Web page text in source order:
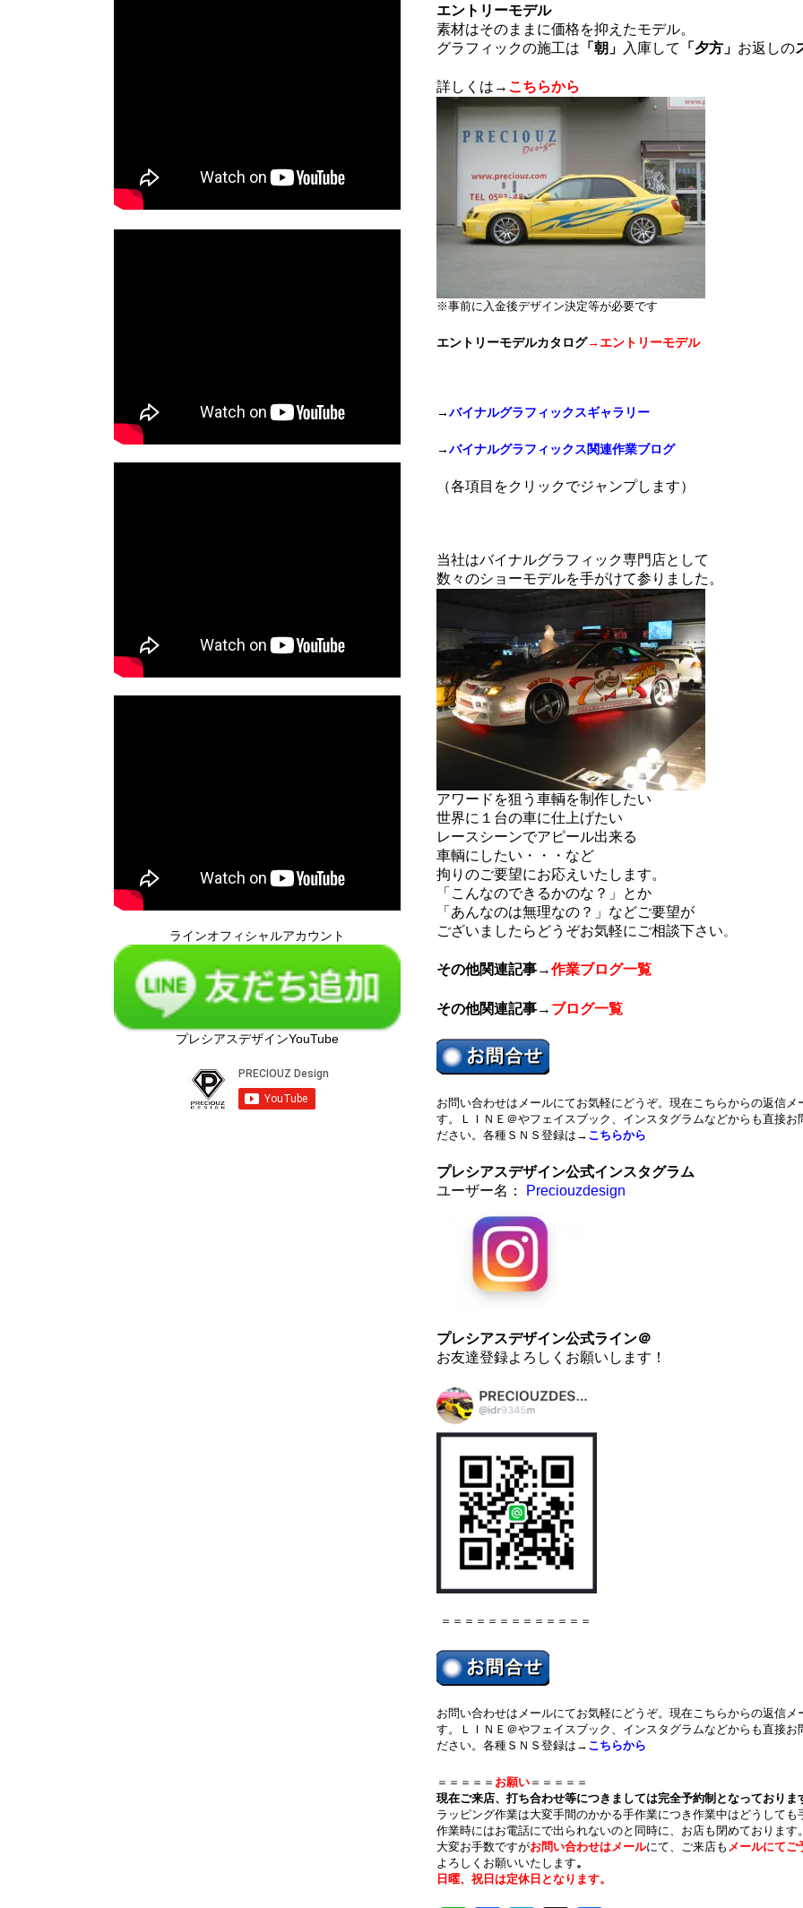
エントリーモデル
素材はそのままに価格を抑えたモデル。
グラフィックの施工は 「朝」 入庫して 「夕方」 お返しの
詳しくは→ こちらから
※事前に入金後デザイン決定等が必要です
エントリーモデルカタログ→ エントリーモデル
→バイナルグラフィックスギャラリー
→バイナルグラフィックス関連作業ブログ
（各項目をクリックでジャンプします）
当社はバイナルグラフィック専門店として
数々のショーモデルを手がけて参りました。
アワードを狙う車輌を制作したい
世界に１台の車に仕上げたい
レースシーンでアピール出来る
車輌にしたい・・・など
拘りのご要望にお応えいたします。
「こんなのできるかのな？」とか
「あんなのは無理なの？」などご要望が
ございましたらどうぞお気軽にご相談下さい。
その他関連記事→作業ブログ一覧
その他関連記事→ ブログ一覧
お問い合わせはメールにてお気軽にどうぞ。現在こちらからの返信
す。ＬＩＮＥ＠やフェイスブック、インスタグラムなどからも直接
ださい。各種ＳＮＳ登録は→ こちらから
プレシアスデザイン公式インスタグラム
ユーザー名：
Preciouzdesign
プレシアスデザイン公式ライン＠
お友達登録よろしくお願いします！
＝＝＝＝＝＝＝＝＝＝＝＝＝
お問い合わせはメールにてお気軽にどうぞ。現在こちらからの返信
す。ＬＩＮＥ＠やフェイスブック、インスタグラムなどからも直接お
ださい。各種ＳＮＳ登録は→ こちらから
＝＝＝＝＝ お願い ＝＝＝＝＝
現在ご来店、打ち合わせ等につきましては完全予約制となっておりま
ラッピング作業は大変手間のかかる手作業につき作業中はどうして
作業時にはお電話にで出られないのと同時に、お店も閉めております。
大変お手数ですがお問い合わせはメールにて、ご来店も メールにてご
よろしくお願いいたします。
日曜、祝日は定休日となります。
ラインオフィシャルアカウント
プレシアスデザインYouTube